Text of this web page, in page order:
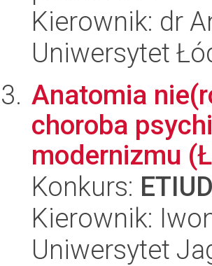
Kierownik: dr
Uniwersytet
Anatomia
choroba
modernizmu
Konkurs:
Kierownik:
Uniwersytet